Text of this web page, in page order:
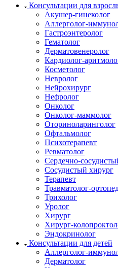
Консультации для
Акушер-гинеколог
Аллерголог-
Гастроэнтеролог
Гематолог
Дерматовенеролог
Кардиолог-
Косметолог
Невролог
Нейрохирург
Нефролог
Онколог
Онколог-маммолог
Оториноларинголог
Офтальмолог
Психотерапевт
Ревматолог
Сердечно-
Сосудистый хирург
Терапевт
Травматолог-
Трихолог
Уролог
Хирург
Хирург-
Эндокринолог
Консультации для детей
Аллерголог-
Дерматолог